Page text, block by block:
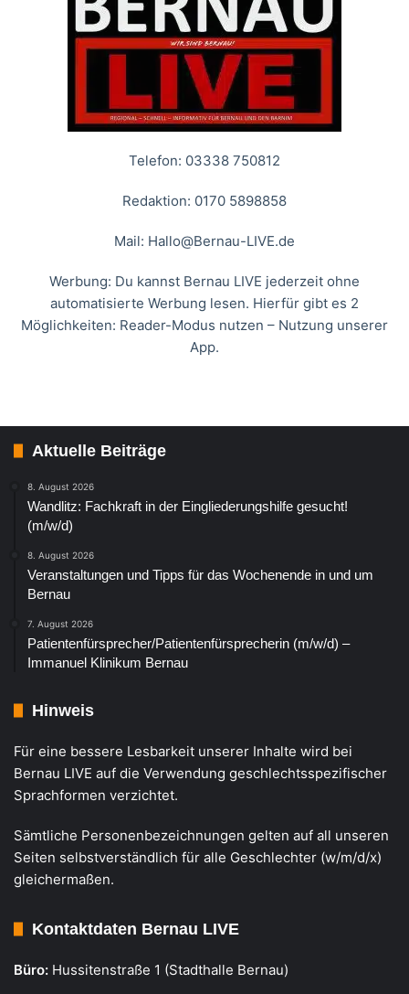
Telefon: 03338 750812
Redaktion: 0170 5898858
Mail: Hallo@Bernau-LIVE.de
Werbung: Du kannst Bernau LIVE jederzeit ohne
automatisierte Werbung lesen. Hierfür gibt es 2
Möglichkeiten: Reader-Modus nutzen – Nutzung unserer
App.
Aktuelle Beiträge
8. August 2026
Wandlitz: Fachkraft in der Eingliederungshilfe gesucht!
(m/w/d)
8. August 2026
Veranstaltungen und Tipps für das Wochenende in und um
Bernau
7. August 2026
Patientenfürsprecher/Patientenfürsprecherin (m/w/d) –
Immanuel Klinikum Bernau
Hinweis
Für eine bessere Lesbarkeit unserer Inhalte wird bei
Bernau LIVE auf die Verwendung geschlechtsspezifischer
Sprachformen verzichtet.
Sämtliche Personenbezeichnungen gelten auf all unseren
Seiten selbstverständlich für alle Geschlechter (w/m/d/x)
gleichermaßen.
Kontaktdaten Bernau LIVE
Büro: Hussitenstraße 1 (Stadthalle Bernau)